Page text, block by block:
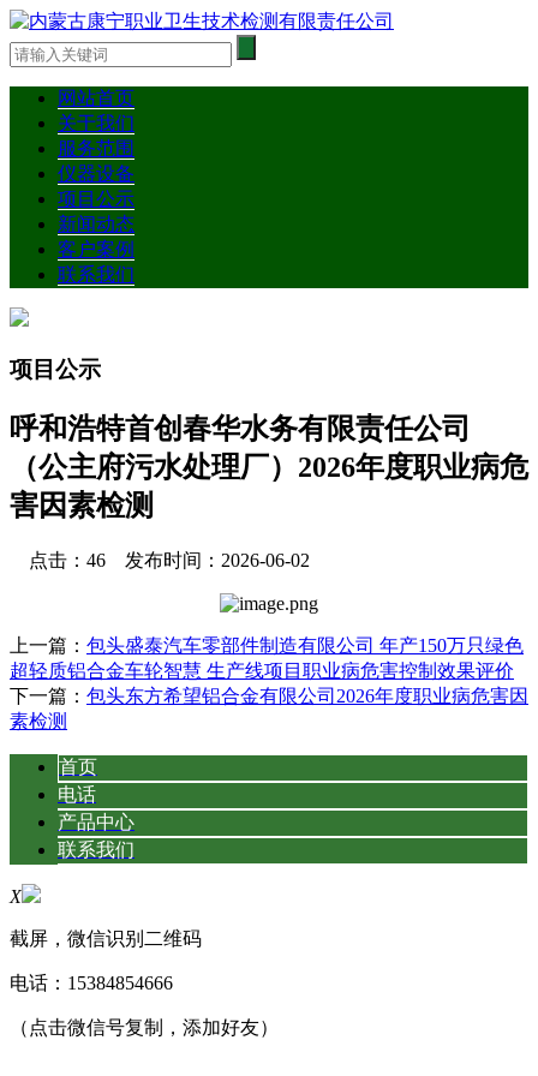
网站首页
关于我们
服务范围
仪器设备
项目公示
新闻动态
客户案例
联系我们
项目公示
呼和浩特首创春华水务有限责任公司
（公主府污水处理厂）2026年度职业病危
害因素检测
点击：46 发布时间：2026-06-02
上一篇： 包头盛泰汽车零部件制造有限公司 年产150万只绿色
超轻质铝合金车轮智慧 生产线项目职业病危害控制效果评价
下一篇： 包头东方希望铝合金有限公司2026年度职业病危害因
素检测
首页
电话
产品中心
联系我们
X
截屏，微信识别二维码
电话： 15384854666
（点击微信号复制，添加好友）